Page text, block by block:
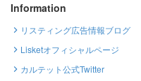
Information
リスティング広告情報ブログ
Lisketオフィシャルページ
カルテット公式Twitter